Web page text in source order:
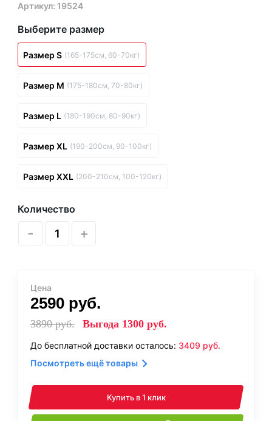
Артикул: 19524
Выберите размер
Размер S (165-175см, 60-70кг)
Размер M (175-180см, 70-80кг)
Размер L (180-190см, 80-90кг)
Размер XL (190-200см, 90-100кг)
Размер XXL (200-210см, 100-120кг)
Количество
- +
Цена
2590 руб.
3890руб. Выгода 1300 руб.
До бесплатной доставки осталось: 3409 руб.
Посмотреть ещё товары
Купить в 1 клик